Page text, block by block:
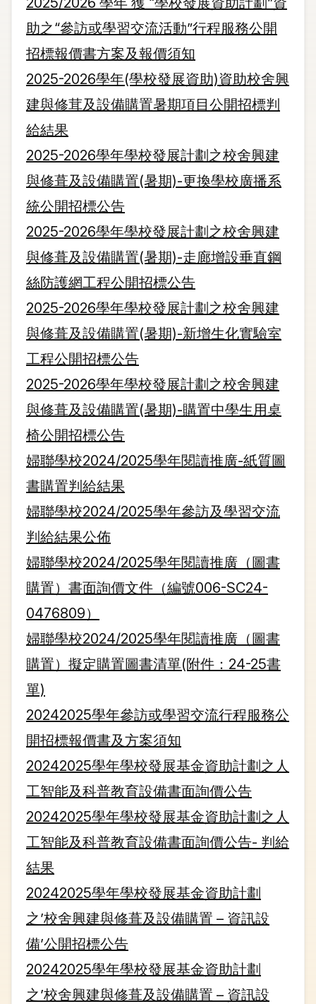
助之“參訪或學習交流活動”行程服務公開
招標報價書方案及報價須知
2025-2026學年(學校發展資助)資助校舍興
建與修茸及設備購置暑期項目公開招標判
給結果
2025-2026學年學校發展計劃之校舍興建
與修葺及設備購置(暑期)-更換學校廣播系
統公開招標公告
2025-2026學年學校發展計劃之校舍興建
與修葺及設備購置(暑期)-走廊增設垂直鋼
絲防護網工程公開招標公告
2025-2026學年學校發展計劃之校舍興建
與修葺及設備購置(暑期)-新增生化實驗室
工程公開招標公告
2025-2026學年學校發展計劃之校舍興建
與修葺及設備購置(暑期)-購置中學生用桌
椅公開招標公告
婦聯學校2024/2025學年閱讀推廣-紙質圖
書購置判給結果
婦聯學校2024/2025學年參訪及學習交流
判給結果公佈
婦聯學校2024/2025學年閱讀推廣（圖書
購置）書面詢價文件（編號006-SC24-
0476809）
婦聯學校2024/2025學年閱讀推廣（圖書
購置）擬定購置圖書清單(附件：24-25書
單)
20242025學年參訪或學習交流行程服務公
開招標報價書及方案須知
20242025學年學校發展基金資助計劃之人
工智能及科普教育設備書面詢價公告
20242025學年學校發展基金資助計劃之人
工智能及科普教育設備書面詢價公告- 判給
結果
20242025學年學校發展基金資助計劃
之’校舍興建與修葺及設備購置 – 資訊設
備’公開招標公告
20242025學年學校發展基金資助計劃
之’校舍興建與修葺及設備購置 – 資訊設